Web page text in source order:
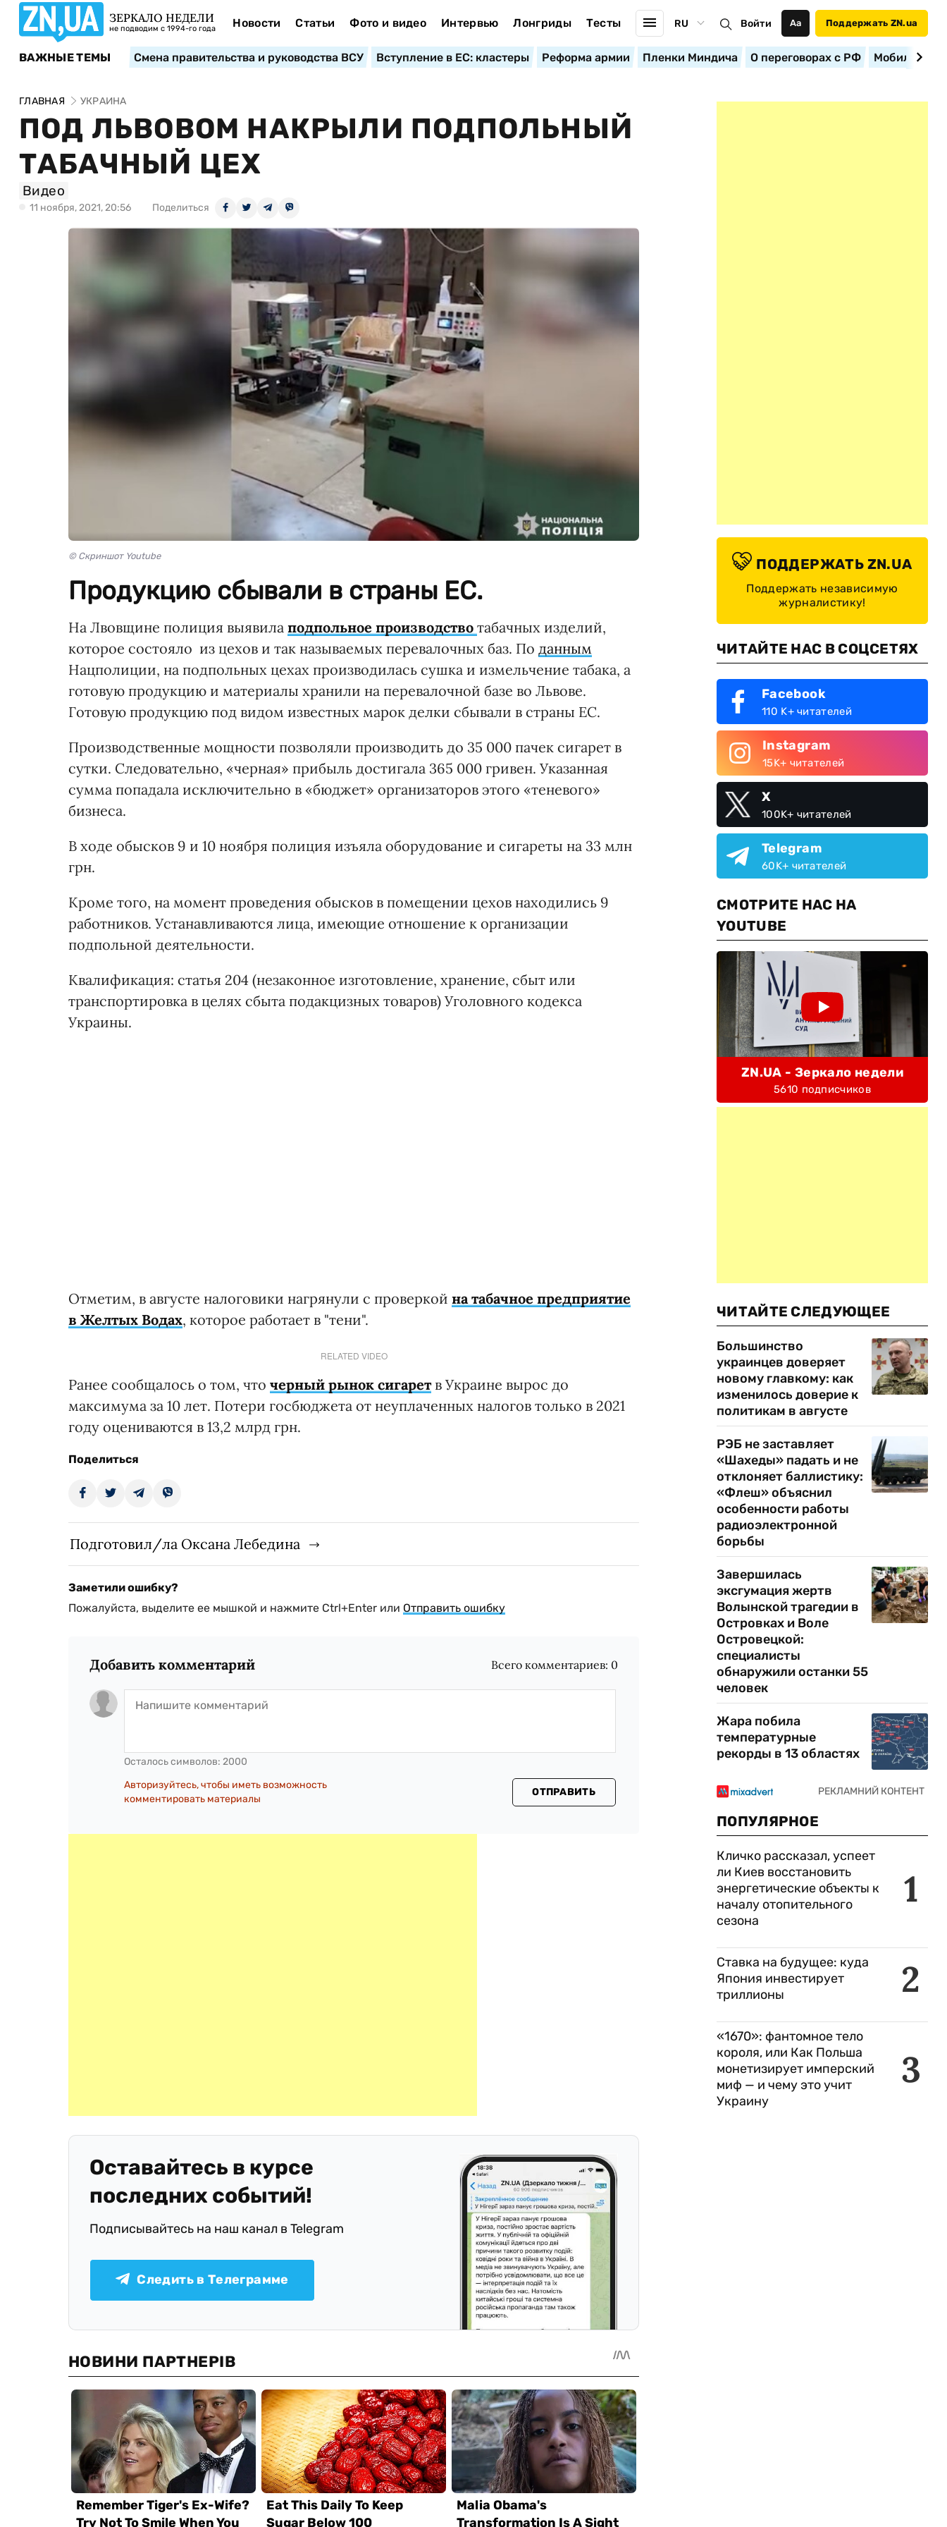
ЗЕРКАЛО НЕДЕЛИ
не подводим с 1994-го года Новости Статьи Фото и видео Интервью Лонгриды Тесты RU Войти Аа Поддержать ZN.ua
ВАЖНЫЕ ТЕМЫ Смена правительства и руководства ВСУ Вступление в ЕС: кластеры Реформа армии Пленки Миндича О переговорах с РФ
ГЛАВНАЯ УКРАИНА
ПОД ЛЬВОВОМ НАКРЫЛИ ПОДПОЛЬНЫЙ
ТАБАЧНЫЙ ЦЕХ
Видео
11 ноября, 2021, 20:56 Поделиться
© Скриншот Youtube
Продукцию сбывали в страны ЕС.
На Лвовщине полиция выявила подпольное производство табачных изделий,
которое состояло из цехов и так называемых перевалочных баз. По данным
Нацполиции, на подпольных цехах производилась сушка и измельчение табака, а
готовую продукцию и материалы хранили на перевалочной базе во Львове.
Готовую продукцию под видом известных марок делки сбывали в страны ЕС.
Производственные мощности позволяли производить до 35 000 пачек сигарет в
сутки. Следовательно, «черная» прибыль достигала 365 000 гривен. Указанная
сумма попадала исключительно в «бюджет» организаторов этого «теневого»
бизнеса.
В ходе обысков 9 и 10 ноября полиция изъяла оборудование и сигареты на 33 млн
грн.
Кроме того, на момент проведения обысков в помещении цехов находились 9
работников. Устанавливаются лица, имеющие отношение к организации
подпольной деятельности.
Квалификация: статья 204 (незаконное изготовление, хранение, сбыт или
транспортировка в целях сбыта подакцизных товаров) Уголовного кодекса
Украины.
Отметим, в августе налоговики нагрянули с проверкой на табачное предприятие
в Желтых Водах, которое работает в "тени".
RELATED VIDEO
Ранее сообщалось о том, что черный рынок сигаретв Украине вырос до
максимума за 10 лет. Потери госбюджета от неуплаченных налогов только в 2021
году оцениваются в 13,2 млрд грн.
Поделиться
Подготовил/ла Оксана Лебедина
Заметили ошибку?
Пожалуйста, выделите ее мышкой и нажмите Ctrl+Enter или Отправить ошибку
Добавить комментарий Всего комментариев: 0
Осталось символов: 2000
Авторизуйтесь, чтобы иметь возможность
комментировать материалы
ОТПРАВИТЬ
Оставайтесь в курсе
последних событий!
Подписывайтесь на наш канал в Telegram
Следить в Телеграмме
ПОДДЕРЖАТЬ ZN.UA
Поддержать независимую
журналистику!
ЧИТАЙТЕ НАС В СОЦСЕТЯХ
Facebook
110 K+ читателей
Instagram
15K+ читателей
X
100K+ читателей
Telegram
60K+ читателей
СМОТРИТЕ НАС НА
YOUTUBE
ZN.UA - Зеркало недели
5610 подписчиков
ЧИТАЙТЕ СЛЕДУЮЩЕЕ
Большинство
украинцев доверяет
новому главкому: как
изменилось доверие к
политикам в августе
РЭБ не заставляет
«Шахеды» падать и не
отклоняет баллистику:
«Флеш» объяснил
особенности работы
радиоэлектронной
борьбы
Завершилась
эксгумация жертв
Волынской трагедии в
Островках и Воле
Островецкой:
специалисты
обнаружили останки 55
человек
Жара побила
температурные
рекорды в 13 областях
ПОПУЛЯРНОЕ
1
Кличко рассказал, успеет
ли Киев восстановить
энергетические объекты к
началу отопительного
сезона
2
Ставка на будущее: куда
Япония инвестирует
триллионы
3
«1670»: фантомное тело
короля, или Как Польша
монетизирует имперский
миф — и чему это учит
Украину